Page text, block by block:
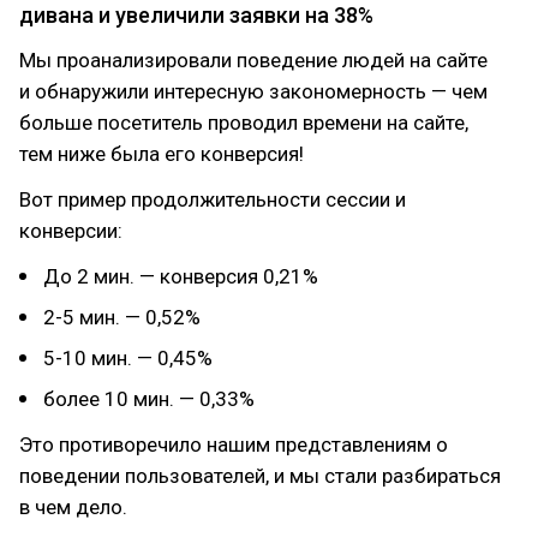
дивана и увеличили заявки на 38%
Мы проанализировали поведение людей на сайте
и обнаружили интересную закономерность — чем
больше посетитель проводил времени на сайте,
тем ниже была его конверсия!
Вот пример продолжительности сессии и
конверсии:
До 2 мин. — конверсия 0,21%
2-5 мин. — 0,52%
5-10 мин. — 0,45%
более 10 мин. — 0,33%
Это противоречило нашим представлениям о
поведении пользователей, и мы стали разбираться
в чем дело.